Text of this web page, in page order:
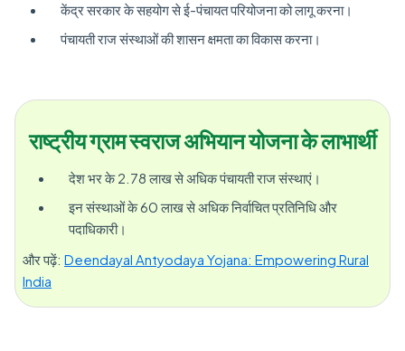
केंद्र सरकार के सहयोग से ई-पंचायत परियोजना को लागू करना।
पंचायती राज संस्थाओं की शासन क्षमता का विकास करना।
राष्ट्रीय ग्राम स्वराज अभियान योजना के लाभार्थी
देश भर के 2.78 लाख से अधिक पंचायती राज संस्थाएं।
इन संस्थाओं के 60 लाख से अधिक निर्वाचित प्रतिनिधि और
पदाधिकारी।
और पढ़ें: Deendayal Antyodaya Yojana: Empowering Rural
India